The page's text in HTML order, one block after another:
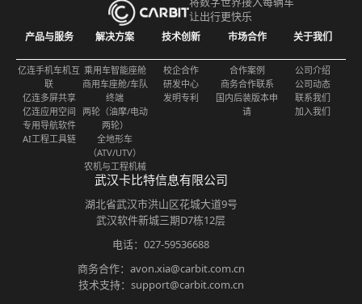
让出行更快乐
产品与服务
亿连手机车机互
联
亿连多屏共享
亿连应用空间
专用导航软件
AI工程工具链
解决方案
乘用车智能座舱
商用车座舱/车队
终端
两轮（油摩/电动
两轮）
全地形车
（ATV/UTV）
农机与工程机械
技术创新
校企合作
研发中心
发明专利
市场合作
合作案例
商务合作联系
国内后装版本申
请
关于我们
公司介绍
公司动态
联系我们
加入我们
武汉卡比特信息有限公司
湖北省武汉市洪山区花城大道9号
武汉软件新城三期D7栋12层
电话：027-59536688
商务合作：avon.xia@carbit.com.cn
技术支持：support@carbit.com.cn